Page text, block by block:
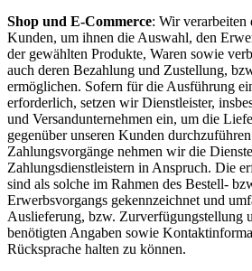
Shop und E-Commerce: Wir verarbeiten
Kunden, um ihnen die Auswahl, den
der gewählten Produkte, Waren sowie
auch deren Bezahlung und Zustellung,
ermöglichen. Sofern für die Ausführung
erforderlich, setzen wir Dienstleister,
und Versandunternehmen ein, um die
gegenüber unseren Kunden
Zahlungsvorgänge nehmen wir die
Zahlungsdienstleistern in Anspruch. Die
sind als solche im Rahmen des Bestell-
Erwerbsvorgangs gekennzeichnet und
Auslieferung, bzw. Zurverfügungstellung
benötigten Angaben sowie
Rücksprache halten zu können.